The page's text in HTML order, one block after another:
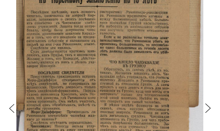
ᲤᲐᲘᲚᲘ
ᲤᲐᲘᲚᲘ 29
ᲤᲐᲘᲚᲘ 30
ᲤᲐᲘᲚᲘ
ᲤᲐᲘᲚᲘ 32
ᲤᲐᲘᲚᲘ 33
ᲤᲐᲘᲚᲘ 34